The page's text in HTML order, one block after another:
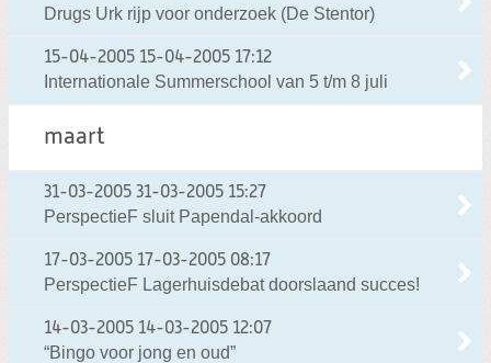
Drugs Urk rijp voor onderzoek (De Stentor)
15-04-2005 15-04-2005 17:12
Internationale Summerschool van 5 t/m 8 juli
maart
31-03-2005 31-03-2005 15:27
PerspectieF sluit Papendal-akkoord
17-03-2005 17-03-2005 08:17
PerspectieF Lagerhuisdebat doorslaand succes!
14-03-2005 14-03-2005 12:07
“Bingo voor jong en oud”